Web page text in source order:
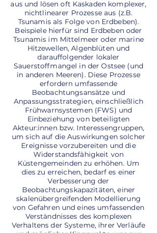
aus und lösen oft Kaskaden komplexer,
nichtlinearer Prozesse aus (z.B.
Tsunamis als Folge von Erdbeben).
Beispiele hierfür sind Erdbeben oder
Tsunamis im Mittelmeer oder marine
Hitzewellen, Algenblüten und
darauffolgender lokaler
Sauerstoffmangel in der Ostsee (und
in anderen Meeren). Diese Prozesse
erfordern umfassende
Beobachtungsansätze und
Anpassungsstrategien, einschließlich
Frühwarnsystemen (FWS) und
Einbeziehung von beteiligten
Akteur:innen bzw. Interessengruppen,
um sich auf die Auswirkungen solcher
Ereignisse vorzubereiten und die
Widerstandsfähigkeit von
Küstengemeinden zu erhöhen. Um
dies zu erreichen, bedarf es einer
Verbesserung der
Beobachtungskapazitäten, einer
skalenübergreifenden Modellierung
von Gefahren und eines umfassenden
Verständnisses des komplexen
Verhaltens der Systeme, ihrer Verläufe